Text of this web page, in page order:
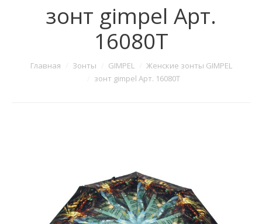
зонт gimpel Арт.
16080T
Главная Зонты GIMPEL
Женские зонты GIMPEL
зонт gimpel Арт. 16080T